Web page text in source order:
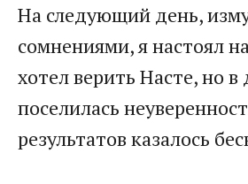
На следующий день,
сомнениями, я настоял
хотел верить Насте, но в
поселилась
результатов казалось